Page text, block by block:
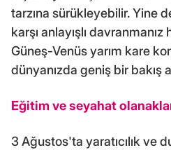
tarzına sürükleyebilir. Yine
karşı anlayışlı
Güneş-Venüs yarım kare
dünyanızda geniş bir bakış
Eğitim ve seyahat
3 Ağustos'ta yaratıcılık ve